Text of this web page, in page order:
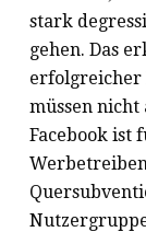
stark
gehen. Das
erfolgreicher
müssen
Facebook ist